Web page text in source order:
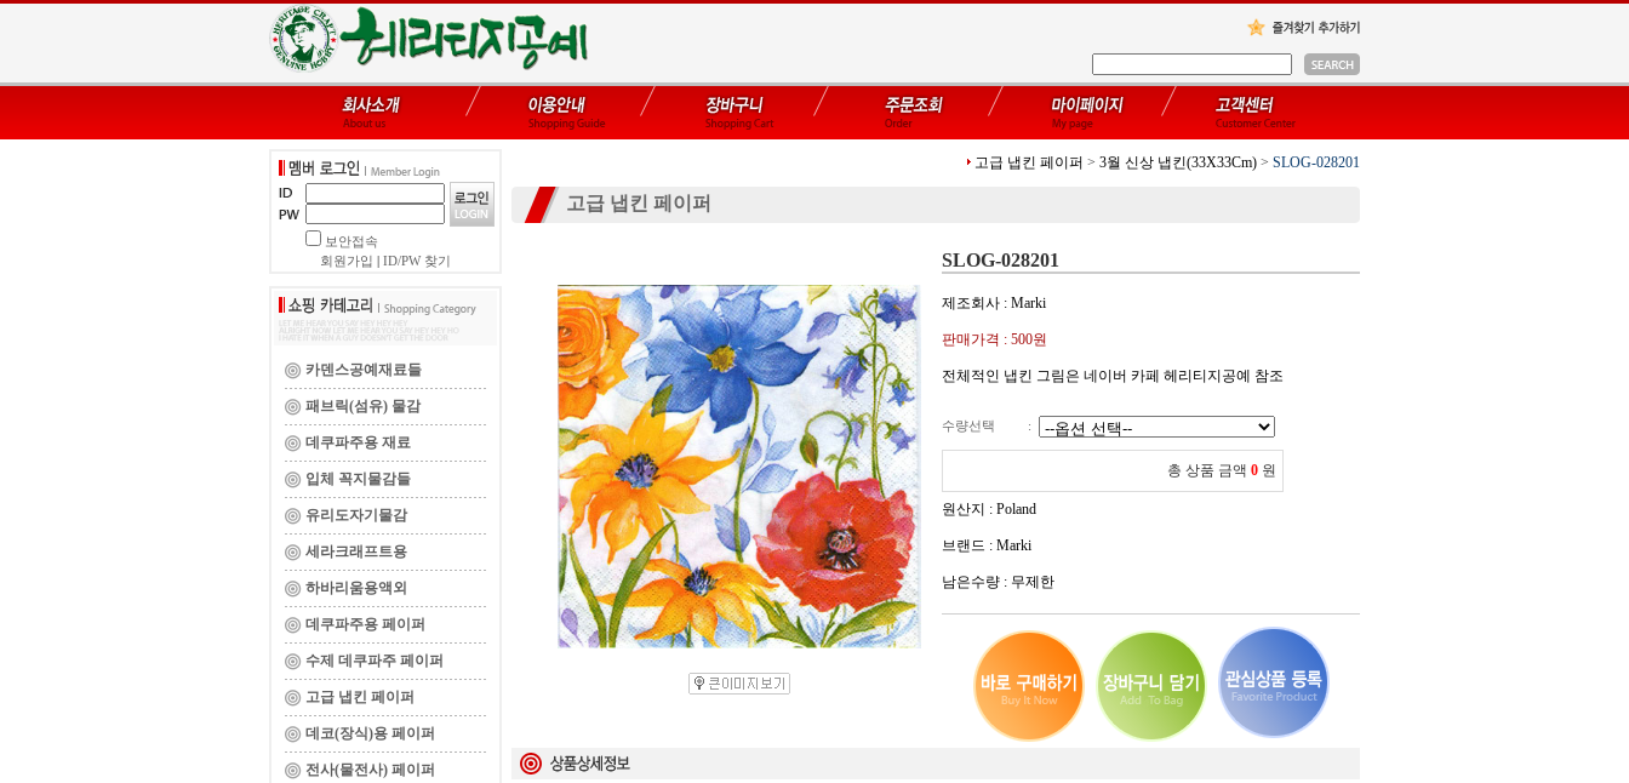
보안접속
회원가입
ID/PW 찾기
카덴스공예재료들
패브릭(섬유) 물감
데쿠파주용 재료
입체 꼭지물감들
유리도자기물감
세라크래프트용
하바리움용액외
데쿠파주용 페이퍼
수제 데쿠파주 페이퍼
고급 냅킨 페이퍼
데코(장식)용 페이퍼
전사(물전사) 페이퍼
고급 냅킨 페이퍼 > 3월 신상 냅킨(33X33Cm) > SLOG-028201
고급 냅킨 페이퍼
SLOG-028201
제조회사 : Marki
판매가격 : 500원
전체적인 냅킨 그림은 네이버 카페 헤리티지공예 참조
수량선택 :
총 상품 금액 0 원
원산지 : Poland
브랜드 : Marki
남은수량 : 무제한